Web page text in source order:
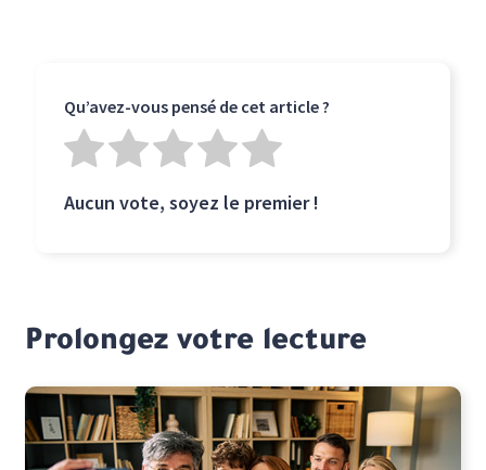
Qu’avez-vous pensé de cet article ?
Aucun vote, soyez le premier !
Prolongez votre lecture